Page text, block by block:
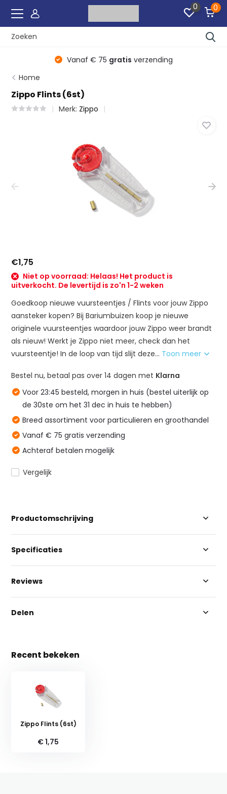
0 0
Vanaf € 75 gratis verzending
Home
Zippo Flints (6st)
Merk: Zippo
€1,75
Niet op voorraad: Helaas! Het product is
uitverkocht. De levertijd is zo'n 1-2 weken
Goedkoop nieuwe vuursteentjes / Flints voor jouw Zippo
aansteker kopen? Bij Bariumbuizen koop je nieuwe
originele vuursteentjes waardoor jouw Zippo weer brandt
als nieuw! Werkt je Zippo niet meer, check dan het
vuursteentje! In de loop van tijd slijt deze... Toon meer
Bestel nu, betaal pas over 14 dagen met Klarna
Voor 23:45 besteld, morgen in huis (bestel uiterlijk op
de 30ste om het 31 dec in huis te hebben)
Breed assortiment voor particulieren en groothandel
Vanaf € 75 gratis verzending
Achteraf betalen mogelijk
Vergelijk
Productomschrijving
Specificaties
Reviews
Delen
Recent bekeken
Zippo Flints (6st)
€ 1,75